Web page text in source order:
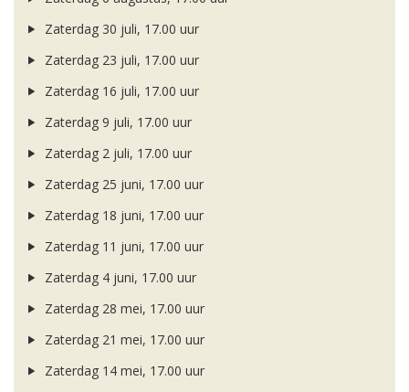
Zaterdag 30 juli, 17.00 uur
Zaterdag 23 juli, 17.00 uur
Zaterdag 16 juli, 17.00 uur
Zaterdag 9 juli, 17.00 uur
Zaterdag 2 juli, 17.00 uur
Zaterdag 25 juni, 17.00 uur
Zaterdag 18 juni, 17.00 uur
Zaterdag 11 juni, 17.00 uur
Zaterdag 4 juni, 17.00 uur
Zaterdag 28 mei, 17.00 uur
Zaterdag 21 mei, 17.00 uur
Zaterdag 14 mei, 17.00 uur